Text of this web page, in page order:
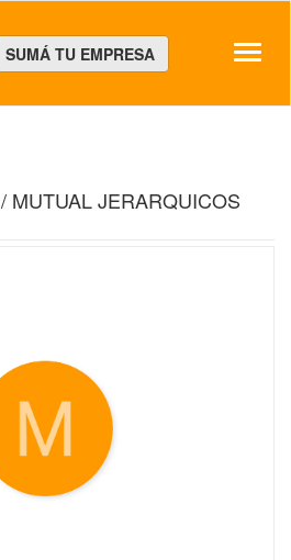
SUMÁ TU EMPRESA
/ MUTUAL JERARQUICOS